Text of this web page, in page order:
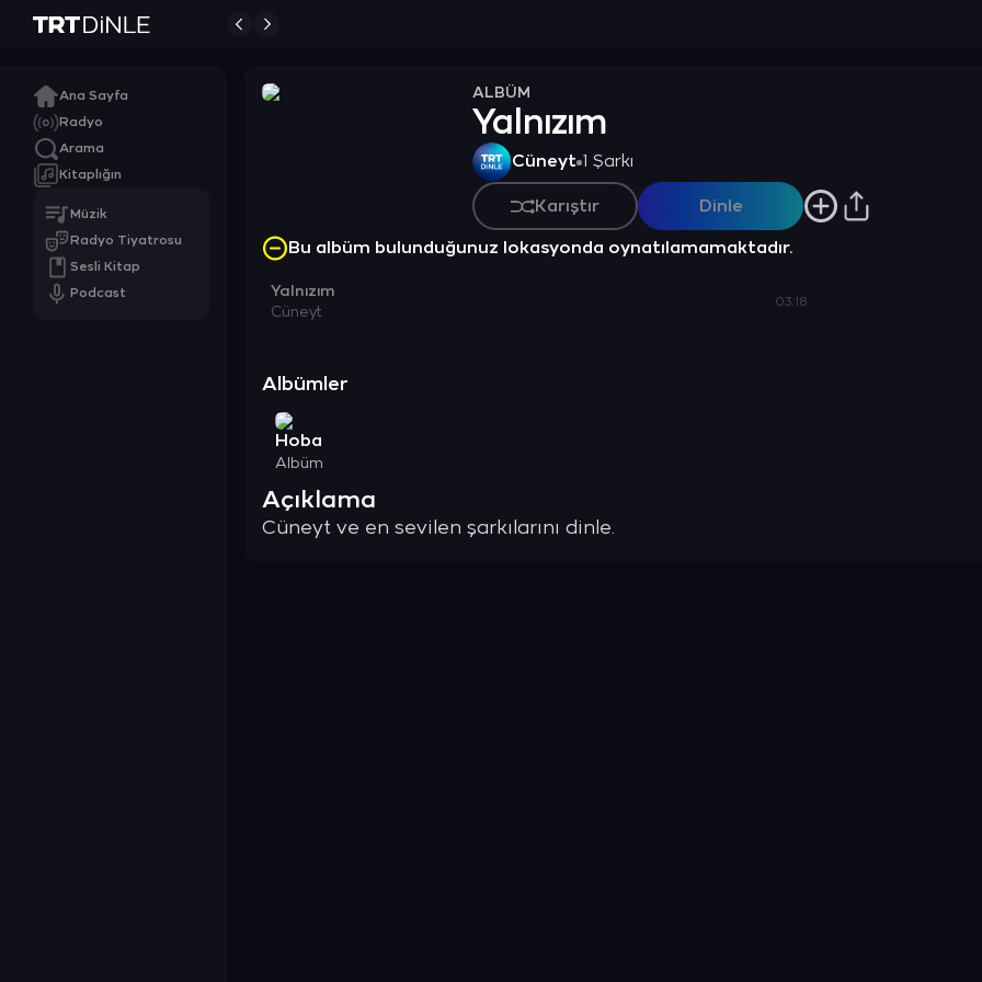
Ana Sayfa
Radyo
Arama
Kitaplığın
Müzik
Radyo Tiyatrosu
Sesli Kitap
Podcast
ALBÜM
Yalnızım
Cüneyt 1 Şarkı
Karıştır Dinle
Bu albüm bulunduğunuz lokasyonda oynatılamamaktadır.
Yalnızım
Cüneyt
03:18
Albümler
Hoba
Albüm
Açıklama
Cüneyt ve en sevilen şarkılarını dinle.